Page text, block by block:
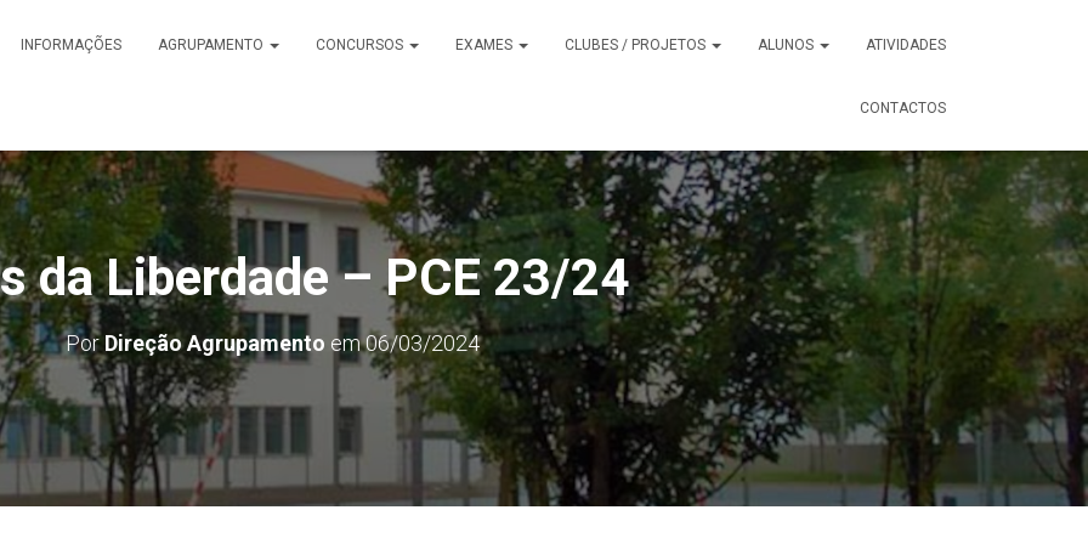
INFORMAÇÕES AGRUPAMENTO CONCURSOS EXAMES CLUBES / PROJETOS ALUNOS ATIVIDADES
CONTACTOS
da Liberdade – PCE 23/24
PorDireção Agrupamento em06/03/2024